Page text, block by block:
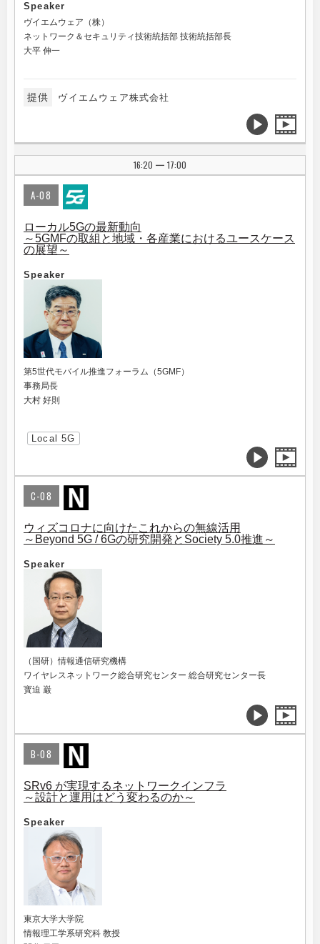
Speaker
ヴイエムウェア（株）
ネットワーク＆セキュリティ技術統括部 技術統括部長
大平 伸一
提供 ヴイエムウェア株式会社
16:20 | 17:00
A-08
ローカル5Gの最新動向
～5GMFの取組と地域・各産業におけるユースケース
の展望～
Speaker
第5世代モバイル推進フォーラム（5GMF）
事務局長
大村 好則
Local 5G
C-08
ウィズコロナに向けたこれからの無線活用
～Beyond 5G / 6Gの研究開発とSociety 5.0推進～
Speaker
（国研）情報通信研究機構
ワイヤレスネットワーク総合研究センター 総合研究センター長
寳迫 巌
B-08
SRv6 が実現するネットワークインフラ
～設計と運用はどう変わるのか～
Speaker
東京大学大学院
情報理工学系研究科 教授